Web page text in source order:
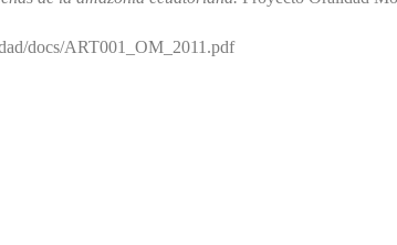
docs/ART001_OM_2011.pdf